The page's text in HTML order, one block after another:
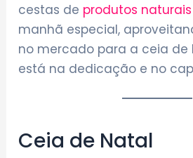
cestas de produtos naturais
manhã especial,
no mercado para a ceia de
está na dedicação e no
Ceia de Natal